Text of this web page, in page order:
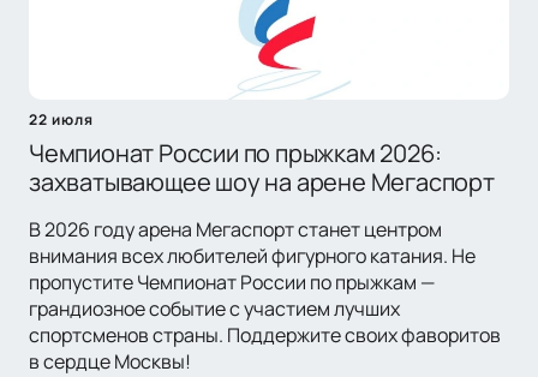
22 июля
Чемпионат России по прыжкам 2026:
захватывающее шоу на арене Мегаспорт
В 2026 году арена Мегаспорт станет центром
внимания всех любителей фигурного катания. Не
пропустите Чемпионат России по прыжкам —
грандиозное событие с участием лучших
спортсменов страны. Поддержите своих фаворитов
в сердце Москвы!